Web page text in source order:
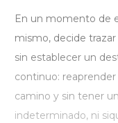
En un momento de
mismo, decide
sin establecer un
continuo: reaprender
camino y sin tener
indeterminado, ni